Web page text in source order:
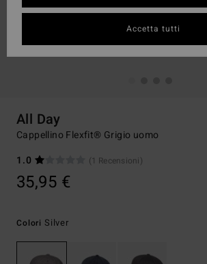
All Day
Cappellino Flexfit® Grigio uomo
1.0
(1 Recensioni)
35,95 €
Colori Silver
Accetta tutti